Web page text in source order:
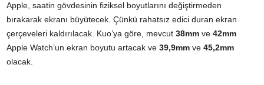
Apple, saatin gövdesinin fiziksel boyutlarını değiştirmeden
bırakarak ekranı büyütecek. Çünkü rahatsız edici duran ekran
çerçeveleri kaldırılacak. Kuo’ya göre, mevcut 38mm ve 42mm
Apple Watch’un ekran boyutu artacak ve 39,9mm ve 45,2mm
olacak.